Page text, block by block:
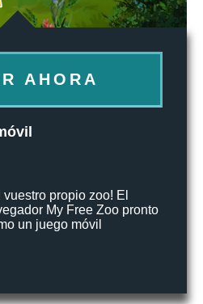
AHORA
propio zoo! El
My Free Zoo pronto
un juego móvil